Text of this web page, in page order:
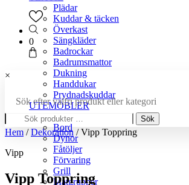
Plädar
Kuddar & täcken
Överkast
Sängkläder
Badrockar
Badrumsmattor
Dukning
Handdukar
Prydnadskuddar
UTEMÖBLER
Bänkar
Bord
Dynor
Fåtöljer
Förvaring
Grill
Matgrupper
0
×
Sök efter valfri produkt eller kategori
Sök
efter:
Sök
Hem /Dekoration / Vipp Toppring
Vipp
Vipp Toppring